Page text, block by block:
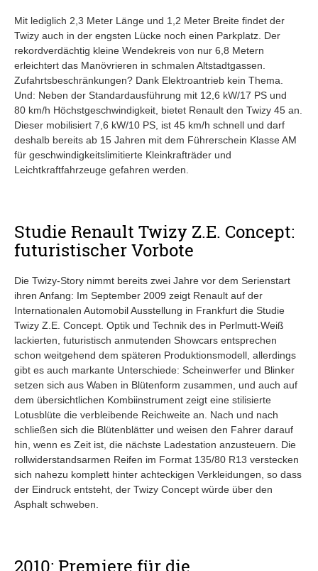
Mit lediglich 2,3 Meter Länge und 1,2 Meter Breite findet der
Twizy auch in der engsten Lücke noch einen Parkplatz. Der
rekordverdächtig kleine Wendekreis von nur 6,8 Metern
erleichtert das Manövrieren in schmalen Altstadtgassen.
Zufahrtsbeschränkungen? Dank Elektroantrieb kein Thema.
Und: Neben der Standardausführung mit 12,6 kW/17 PS und
80 km/h Höchstgeschwindigkeit, bietet Renault den Twizy 45 an.
Dieser mobilisiert 7,6 kW/10 PS, ist 45 km/h schnell und darf
deshalb bereits ab 15 Jahren mit dem Führerschein Klasse AM
für geschwindigkeitslimitierte Kleinkrafträder und
Leichtkraftfahrzeuge gefahren werden.
Studie Renault Twizy Z.E. Concept:
futuristischer Vorbote
Die Twizy-Story nimmt bereits zwei Jahre vor dem Serienstart
ihren Anfang: Im September 2009 zeigt Renault auf der
Internationalen Automobil Ausstellung in Frankfurt die Studie
Twizy Z.E. Concept. Optik und Technik des in Perlmutt-Weiß
lackierten, futuristisch anmutenden Showcars entsprechen
schon weitgehend dem späteren Produktionsmodell, allerdings
gibt es auch markante Unterschiede: Scheinwerfer und Blinker
setzen sich aus Waben in Blütenform zusammen, und auch auf
dem übersichtlichen Kombiinstrument zeigt eine stilisierte
Lotusblüte die verbleibende Reichweite an. Nach und nach
schließen sich die Blütenblätter und weisen den Fahrer darauf
hin, wenn es Zeit ist, die nächste Ladestation anzusteuern. Die
rollwiderstandsarmen Reifen im Format 135/80 R13 verstecken
sich nahezu komplett hinter achteckigen Verkleidungen, so dass
der Eindruck entsteht, der Twizy Concept würde über den
Asphalt schweben.
2010: Premiere für die